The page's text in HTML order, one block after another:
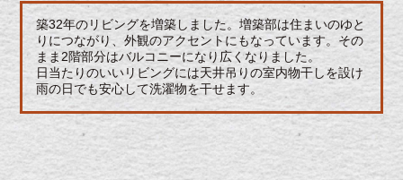
築32年のリビングを増築しました。増築部は住まいのゆと
りにつながり、外観のアクセントにもなっています。その
まま2階部分はバルコニーになり広くなりました。
日当たりのいいリビングには天井吊りの室内物干しを設け
雨の日でも安心して洗濯物を干せます。